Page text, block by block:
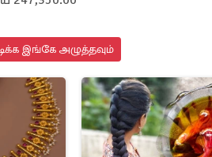
இங்கே அழுத்தவும்